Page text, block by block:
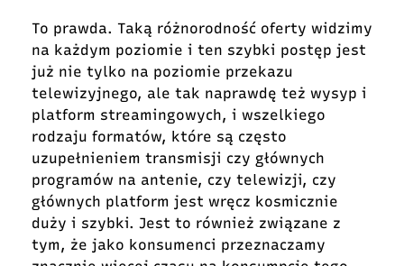
To prawda. Taką różnorodność oferty widzimy
na każdym poziomie i ten szybki postęp jest
już nie tylko na poziomie przekazu
telewizyjnego, ale tak naprawdę też wysyp i
platform streamingowych, i wszelkiego
rodzaju formatów, które są często
uzupełnieniem transmisji czy głównych
programów na antenie, czy telewizji, czy
głównych platform jest wręcz kosmicznie
duży i szybki. Jest to również związane z
tym, że jako konsumenci przeznaczamy